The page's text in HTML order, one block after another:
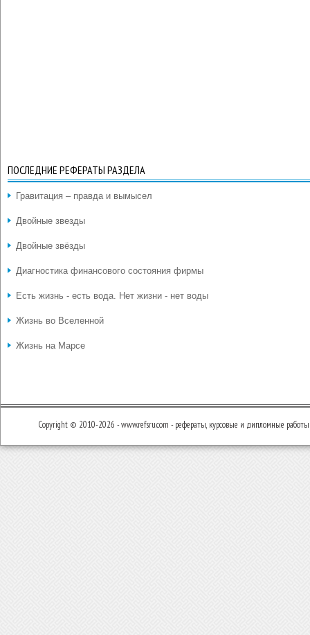
ПОСЛЕДНИЕ РЕФЕРАТЫ РАЗДЕЛА
Гравитация – правда и вымысел
Двойные звезды
Двойные звёзды
Диагностика финансового состояния фирмы
Есть жизнь - есть вода. Нет жизни - нет воды
Жизнь во Вселенной
Жизнь на Марсе
Copyright © 2010-2026 - www.refsru.com - рефераты, курсовые и дипломные работы